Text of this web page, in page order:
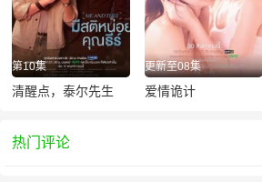
第10集
清醒点，泰尔先生
更新至08集
爱情诡计
热门评论